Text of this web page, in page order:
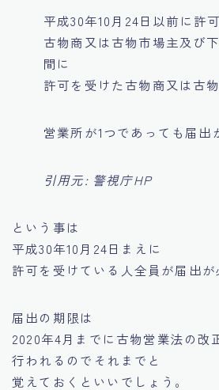
平成30年10月24日以前に許
古物商又は古物市場主及び
間に
許可を受けた古物商又は古
営業所が1つであっても届出
引用元: 警視庁HP
という事は
平成30年10月24日まえに
許可を受けている人全員が届出が
届出の期限は
2020年4月までに古物営業法の改
行われるのでそれまでと
覚えておくといいでしょう。